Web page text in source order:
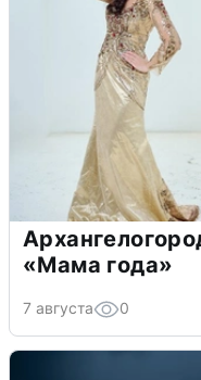
«Мама года»
7 августа 0